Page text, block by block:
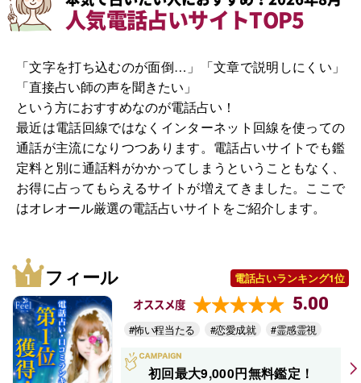
人気電話占いサイトTOP5
「文字を打ち込むのが面倒…」「文章で説明しにくい」
「直接占い師の声を聞きたい」
という方におすすめなのが電話占い！
最近は電話回線ではなくインターネット回線を使っての
通話が主流になりつつあります。電話占いサイトでも鑑
定料と別に通話料がかかってしまうということもなく、
お得に占ってもらえるサイトが増えてきました。ここで
はオレオール厳選の電話占いサイトをご紹介します。
フィール 電話占いランキング1位
オススメ度 5.00
#怖い程当たる #恋愛成就 #霊感霊視
初回最大9,000円無料鑑定！